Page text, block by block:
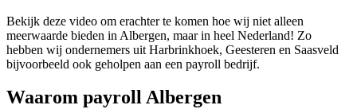
Bekijk deze video om erachter te komen hoe wij niet alleen
meerwaarde bieden in Albergen, maar in heel Nederland! Zo
hebben wij ondernemers uit Harbrinkhoek, Geesteren en Saasveld
bijvoorbeeld ook geholpen aan een payroll bedrijf.
Waarom payroll Albergen